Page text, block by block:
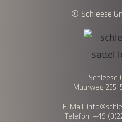
© Schleese
Schleese
Maarweg 255,
E-Mail:
Telefon: +49